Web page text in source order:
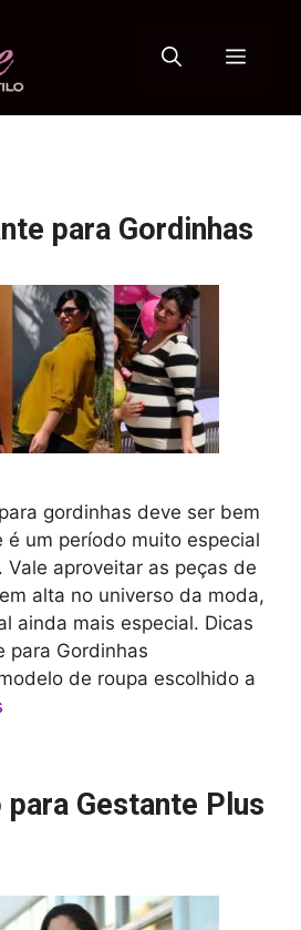
Menu
para Gordinhas
gordinhas deve ser bem
é um período muito especial
Vale aproveitar as peças de
alta no universo da moda,
ainda mais especial. Dicas
para Gordinhas
de roupa escolhido a
Gestante Plus